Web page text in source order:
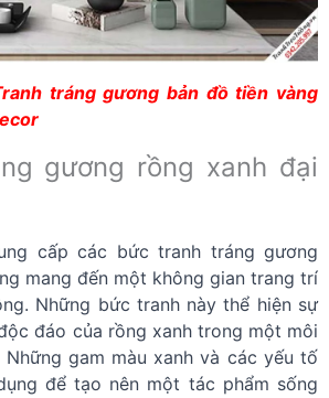
tráng gương bản đồ tiền vàng
gương rồng xanh đại
cấp các bức tranh tráng gương
mang đến một không gian trang trí
Những bức tranh này thể hiện sự
đáo của rồng xanh trong một môi
gam màu xanh và các yếu tố
để tạo nên một tác phẩm sống